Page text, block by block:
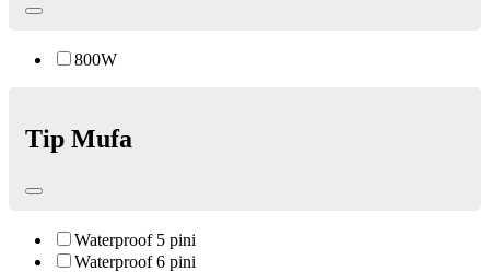
800W
Tip Mufa
Waterproof 5 pini
Waterproof 6 pini